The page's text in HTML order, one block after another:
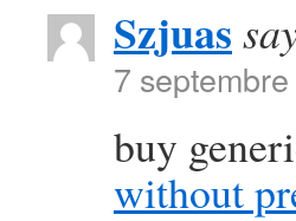
Szjuas
7
buy
without